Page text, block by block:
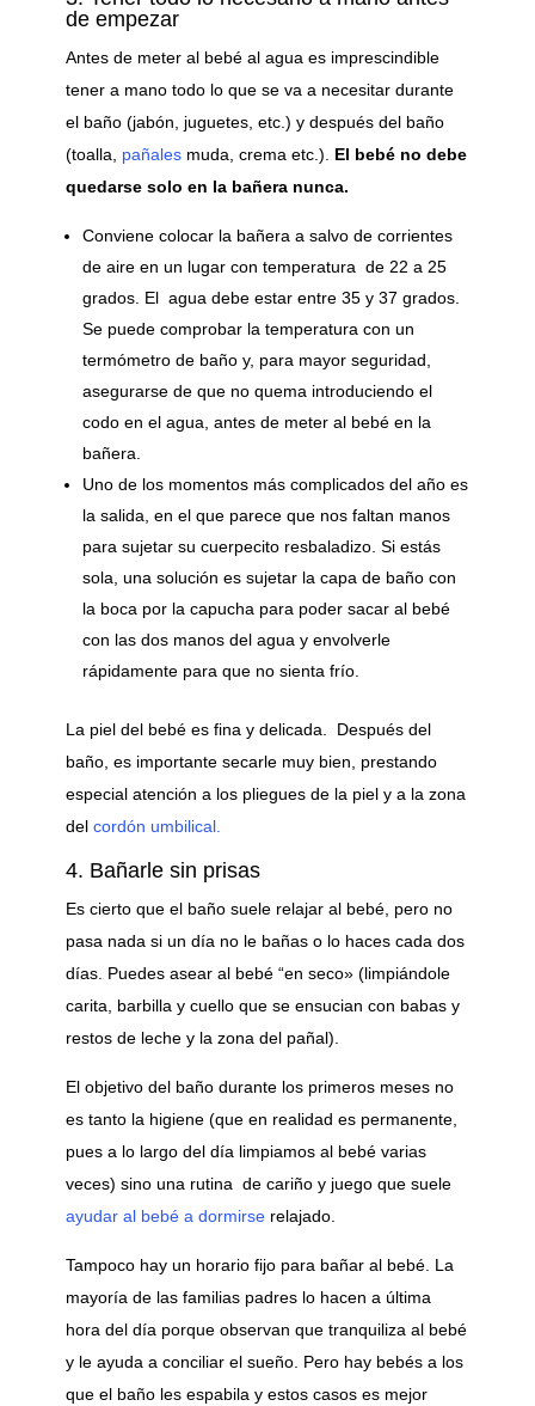
de empezar
Antes de meter al bebé al agua es imprescindible
tener a mano todo lo que se va a necesitar durante
el baño (jabón, juguetes, etc.) y después del baño
(toalla, pañalesmuda, crema etc.). El bebé no debe
quedarse solo en la bañera nunca.
Conviene colocar la bañera a salvo de corrientes
de aire en un lugar con temperatura de 22 a 25
grados. El agua debe estar entre 35 y 37 grados.
Se puede comprobar la temperatura con un
termómetro de baño y, para mayor seguridad,
asegurarse de que no quema introduciendo el
codo en el agua, antes de meter al bebé en la
bañera.
Uno de los momentos más complicados del año es
la salida, en el que parece que nos faltan manos
para sujetar su cuerpecito resbaladizo. Si estás
sola, una solución es sujetar la capa de baño con
la boca por la capucha para poder sacar al bebé
con las dos manos del agua y envolverle
rápidamente para que no sienta frío.
La piel del bebé es fina y delicada. Después del
baño, es importante secarle muy bien, prestando
especial atención a los pliegues de la piel y a la zona
del cordón umbilical.
4. Bañarle sin prisas
Es cierto que el baño suele relajar al bebé, pero no
pasa nada si un día no le bañas o lo haces cada dos
días. Puedes asear al bebé “en seco» (limpiándole
carita, barbilla y cuello que se ensucian con babas y
restos de leche y la zona del pañal).
El objetivo del baño durante los primeros meses no
es tanto la higiene (que en realidad es permanente,
pues a lo largo del día limpiamos al bebé varias
veces) sino una rutina de cariño y juego que suele
ayudar al bebé a dormirserelajado.
Tampoco hay un horario fijo para bañar al bebé. La
mayoría de las familias padres lo hacen a última
hora del día porque observan que tranquiliza al bebé
y le ayuda a conciliar el sueño. Pero hay bebés a los
que el baño les espabila y estos casos es mejor